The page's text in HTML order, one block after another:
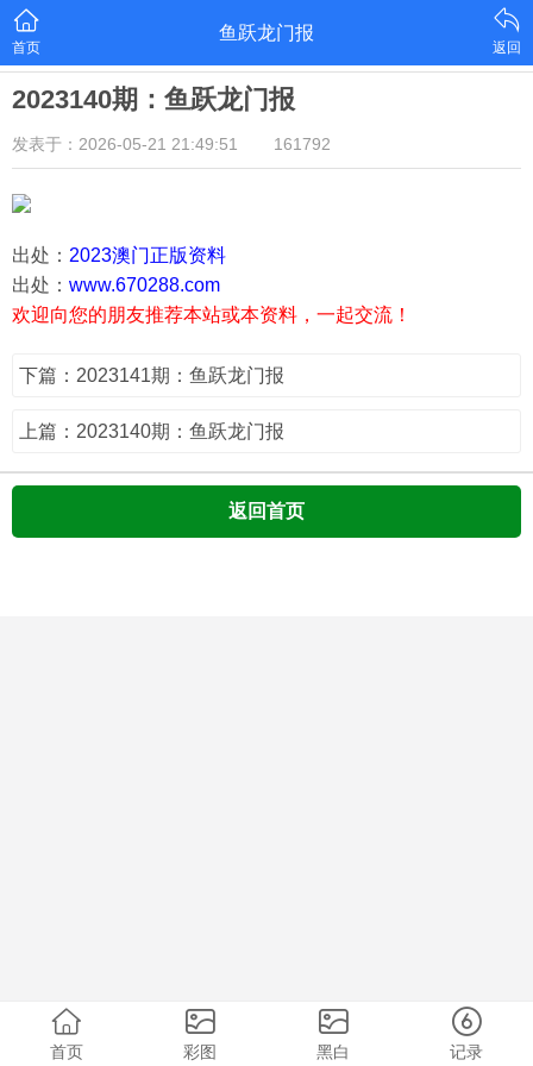
首页
鱼跃龙门报
返回
2023140期：鱼跃龙门报
发表于：2026-05-21 21:49:51 161792
出处： 2023澳门正版资料
出处： www.670288.com
欢迎向您的朋友推荐本站或本资料，一起交流！
下篇：2023141期：鱼跃龙门报
上篇：2023140期：鱼跃龙门报
返回首页
首页 彩图 黑白 记录